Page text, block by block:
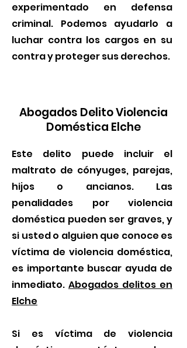
experimentado en defensa
criminal. Podemos ayudarlo a
luchar contra los cargos en su
contra y proteger sus derechos.
Abogados Delito Violencia
Doméstica Elche
Este delito puede incluir el
maltrato de cónyuges, parejas,
hijos o ancianos. Las
penalidades por violencia
doméstica pueden ser graves, y
si usted o alguien que conoce es
víctima de violencia doméstica,
es importante buscar ayuda de
inmediato. Abogados delitos en
Elche
Si es víctima de violencia